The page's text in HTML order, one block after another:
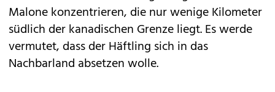
Malone konzentrieren, die nur wenige Kilometer
südlich der kanadischen Grenze liegt. Es werde
vermutet, dass der Häftling sich in das
Nachbarland absetzen wolle.